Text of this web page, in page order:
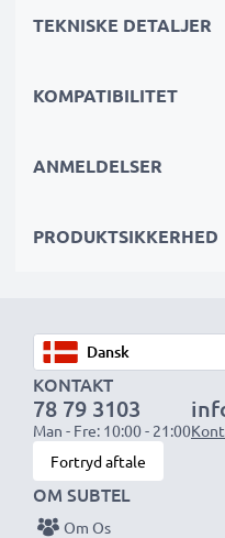
kortslutning,
indgangsstik
Tablet batterioplader
Udgangsspænding /
Strømstyrke / Output
Effekt / Power Watt: 10W
Længde: 1.2m
★ 3 års
subtel tablettilbehør
TEKNISKE DETALJER
KOMPATIBILITET
ANMELDELSER
PRODUKTSIKKERHED
KONTAKT
78 79 3103
Man - Fre: 10:00 - 21:00
Fortryd aftale
OM SUBTEL
Om Os